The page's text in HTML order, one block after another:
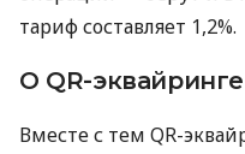
тариф составляет 1,2%.
О QR-эквайринге
Вместе с тем QR-